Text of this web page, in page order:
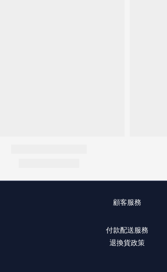
顧客服務
付款配送服務
退換貨政策